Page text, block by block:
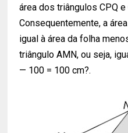
área dos triângulos CPQ
Consequentemente, a
igual à área da folha
triângulo AMN, ou seja,
— 100 = 100 cm?.